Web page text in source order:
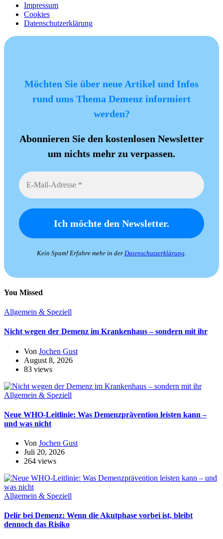
Impressum
Cookies
Datenschutzerklärung
Möchten Sie über neue Artikel und Infos
rund ums Thema Demenz informiert
werden?
Abonnieren Sie den kostenlosen Newsletter
um nichts mehr zu verpassen.
Kein Spam! Erfahre mehr in der Datenschutzerklärung
You Missed
Allgemein & Speziell
Nicht wegen der Demenz im Krankenhaus – sondern mit ihr
Von Jochen Gust
August 8, 2026
83 views
Allgemein & Speziell
Neue WHO-Leitlinie: Was Demenzprävention leisten kann –
und was nicht
Von Jochen Gust
Juli 20, 2026
264 views
Allgemein & Speziell
Delir bei Demenz: Wenn die Akutphase vorbei ist, bleibt
dennoch das Risiko